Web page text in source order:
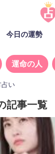
今日の運勢
運命の人
占い
記事一覧